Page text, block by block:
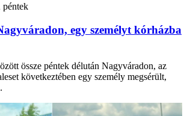
péntek
egy személyt kórházba
össze péntek délután Nagyváradon, az
következtében egy személy megsérült,